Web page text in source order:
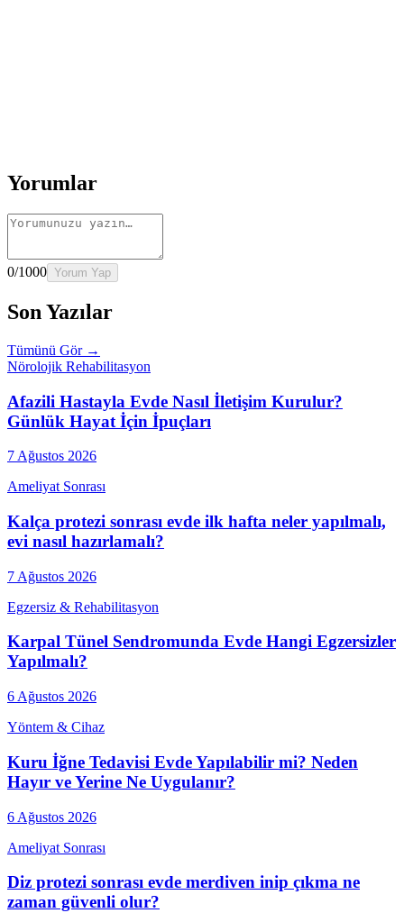
Yorumlar
0/1000 Yorum Yap
Son Yazılar
Tümünü Gör →
Nörolojik Rehabilitasyon
Afazili Hastayla Evde Nasıl İletişim Kurulur?
Günlük Hayat İçin İpuçları
7 Ağustos 2026
Ameliyat Sonrası
Kalça protezi sonrası evde ilk hafta neler yapılmalı,
evi nasıl hazırlamalı?
7 Ağustos 2026
Egzersiz & Rehabilitasyon
Karpal Tünel Sendromunda Evde Hangi Egzersizler
Yapılmalı?
6 Ağustos 2026
Yöntem & Cihaz
Kuru İğne Tedavisi Evde Yapılabilir mi? Neden
Hayır ve Yerine Ne Uygulanır?
6 Ağustos 2026
Ameliyat Sonrası
Diz protezi sonrası evde merdiven inip çıkma ne
zaman güvenli olur?